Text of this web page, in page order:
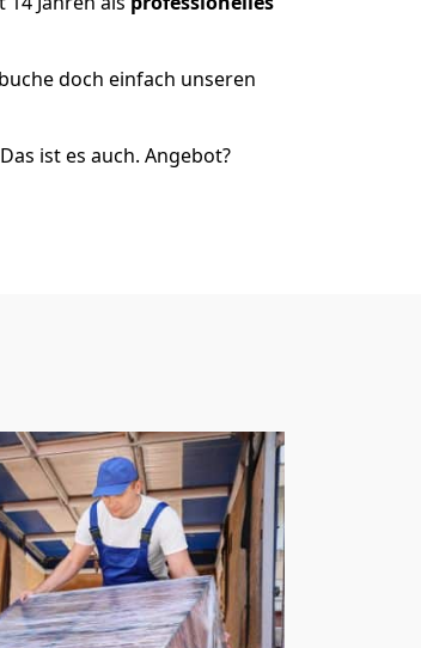
doch einfach unseren
ist es auch. Angebot?